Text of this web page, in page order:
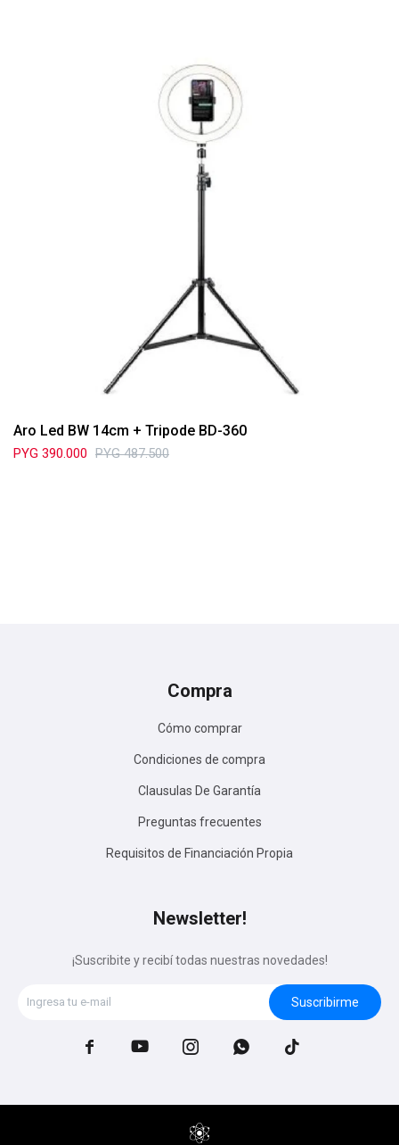
Aro Led BW 14cm + Tripode BD-360
PYG 390.000 PYG 487.500
Compra
Cómo comprar
Condiciones de compra
Clausulas De Garantía
Preguntas frecuentes
Requisitos de Financiación Propia
Newsletter!
¡Suscribite y recibí todas nuestras novedades!
Suscribirme
    